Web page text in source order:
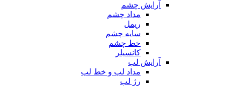
آرایش چشم
مداد چشم
ریمل
سایه چشم
خط چشم
کانسیلر
آرایش لب
مداد لب و خط لب
رژ لب